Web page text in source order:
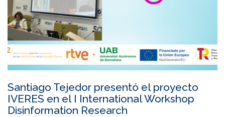
Santiago Tejedor presentó el proyecto
IVERES en el I International Workshop
Disinformation Research